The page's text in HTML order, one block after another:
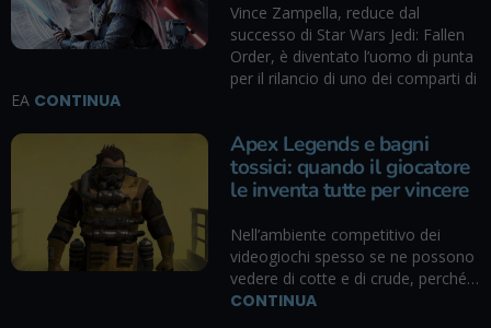
Vince Zampella, reduce dal
successo di Star Wars Jedi: Fallen
Order, è diventato l’uomo di punta
per il rilancio di uno dei comparti di
EA CONTINUA
Apex Legends e bagni
tossici: quando il giocatore
le inventa tutte per vincere
Nell’ambiente competitivo dei
videogiochi spesso se ne possono
vedere di cotte e di crude, perché…
CONTINUA